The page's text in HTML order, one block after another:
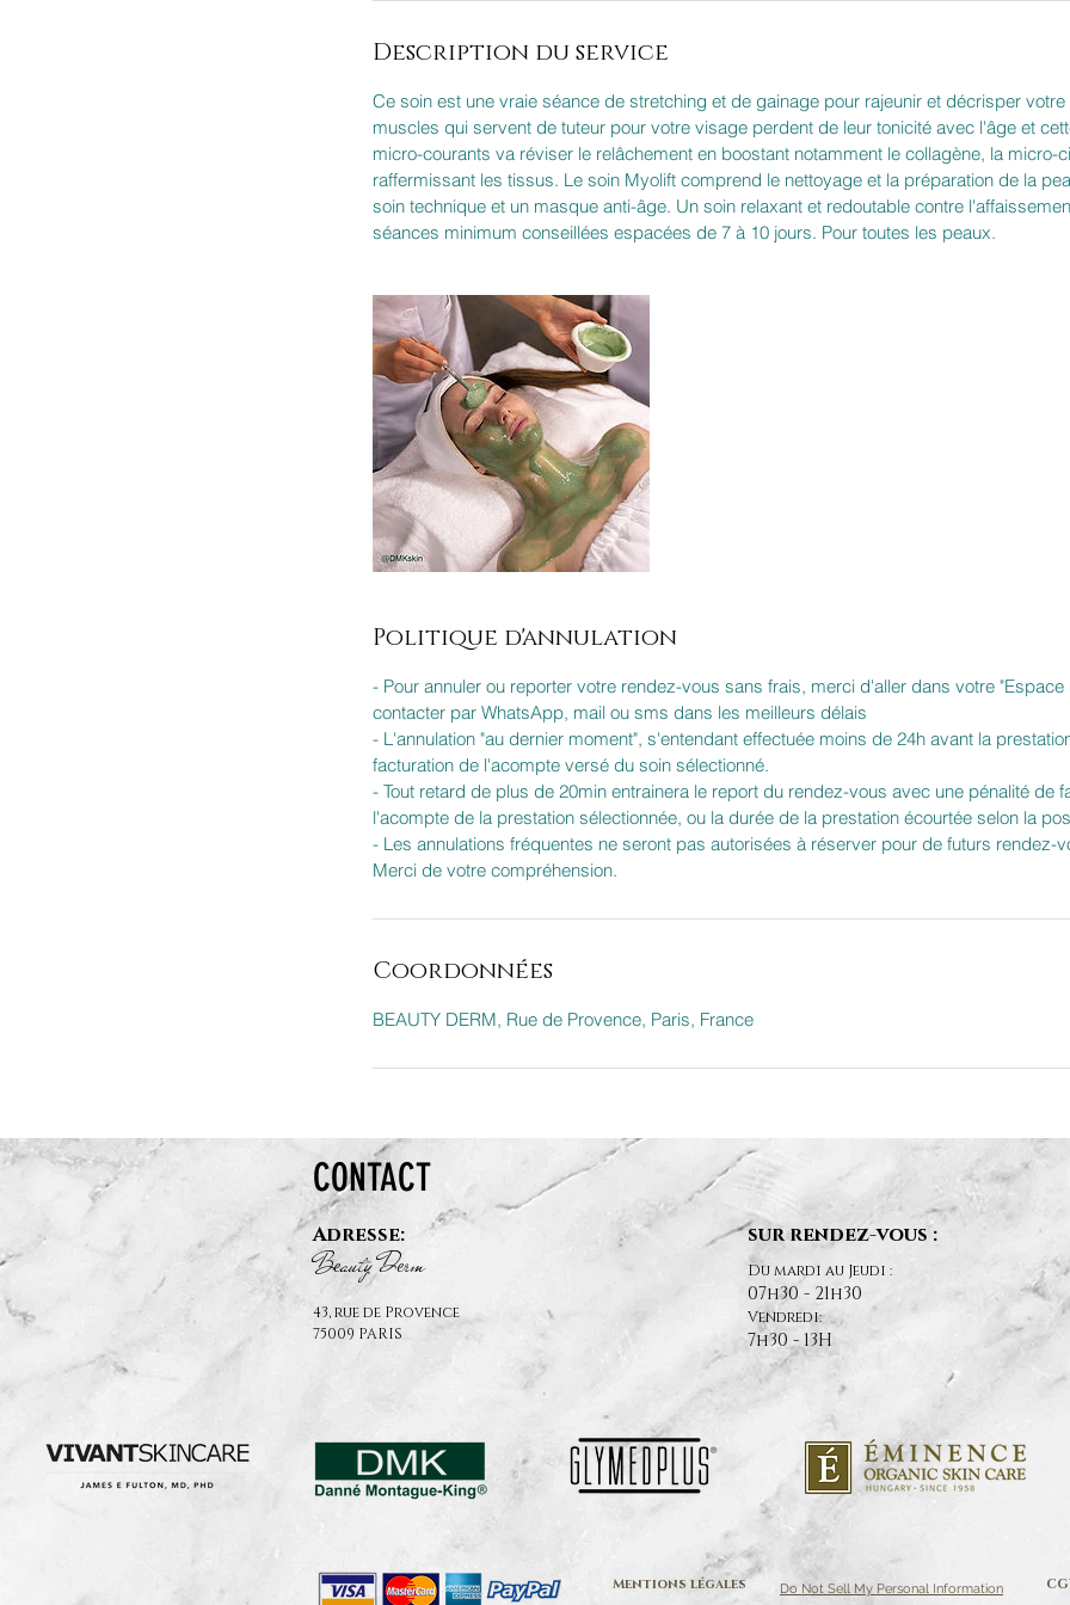
Description du service
Ce soin est une vraie séance de stretching et de gainage pour rajeunir et décrisper
muscles qui servent de tuteur pour votre visage perdent de leur tonicité avec l'âge et
micro-courants va réviser le relâchement en boostant notamment le collagène, la micro-
raffermissant les tissus. Le soin Myolift comprend le nettoyage et la préparation de la
soin technique et un masque anti-âge. Un soin relaxant et redoutable contre
séances minimum conseillées espacées de 7 à 10 jours. Pour toutes les peaux.
Politique d'annulation
- Pour annuler ou reporter votre rendez-vous sans frais, merci d'aller dans votre
contacter par WhatsApp, mail ou sms dans les meilleurs délais
- L'annulation "au dernier moment", s'entendant effectuée moins de 24h avant la
facturation de l'acompte versé du soin sélectionné.
- Tout retard de plus de 20min entrainera le report du rendez-vous avec une pénalité de
l'acompte de la prestation sélectionnée, ou la durée de la prestation écourtée selon la
- Les annulations fréquentes ne seront pas autorisées à réserver pour de futurs rendez-
Merci de votre compréhension.
Coordonnées
BEAUTY DERM, Rue de Provence, Paris, France
CONTACT
Adresse:
Beauty Derm
43, rue de Provence
75009 PARIS
sur rendez-vous :
Du mardi au Jeudi :
07h30 - 21h30
Vendredi:
7h30 - 13H
Mentions légales Do Not Sell My Personal Information